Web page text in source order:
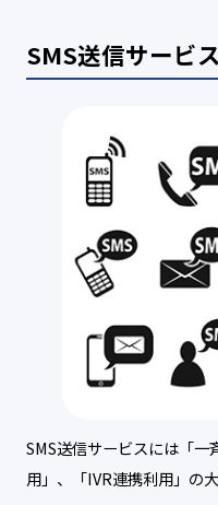
SMS送信サービ
SMS送信サービスには「一
用」、「IVR連携利用」の